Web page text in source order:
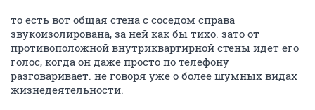
то есть вот общая стена с соседом справа
звукоизолирована, за ней как бы тихо. зато от
противоположной внутриквартирной стены идет его
голос, когда он даже просто по телефону
разговаривает. не говоря уже о более шумных видах
жизнедеятельности.